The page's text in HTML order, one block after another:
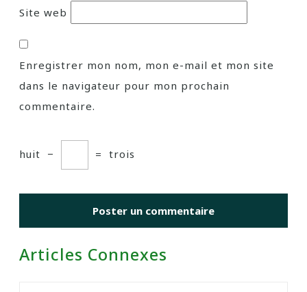
Site web
Enregistrer mon nom, mon e-mail et mon site
dans le navigateur pour mon prochain
commentaire.
huit − = trois
Articles Connexes